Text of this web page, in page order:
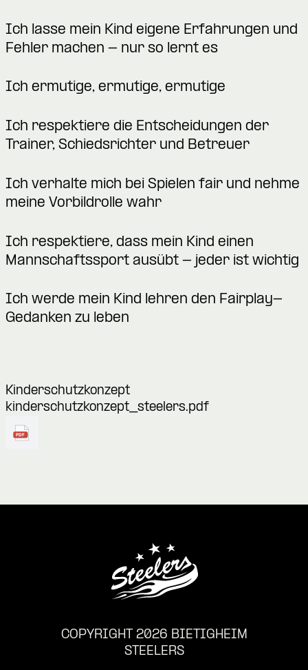
Ich lasse mein Kind eigene Erfahrungen und
Fehler machen - nur so lernt es
Ich ermutige, ermutige, ermutige
Ich respektiere die Entscheidungen der
Trainer, Schiedsrichter und Betreuer
Ich verhalte mich bei Spielen fair und nehme
meine Vorbildrolle wahr
Ich respektiere, dass mein Kind einen
Mannschaftssport ausübt - jeder ist wichtig
Ich werde mein Kind lehren den Fairplay-
Gedanken zu leben
Kinderschutzkonzept
kinderschutzkonzept_steelers.pdf
COPYRIGHT 2026 BIETIGHEIM
STEELERS